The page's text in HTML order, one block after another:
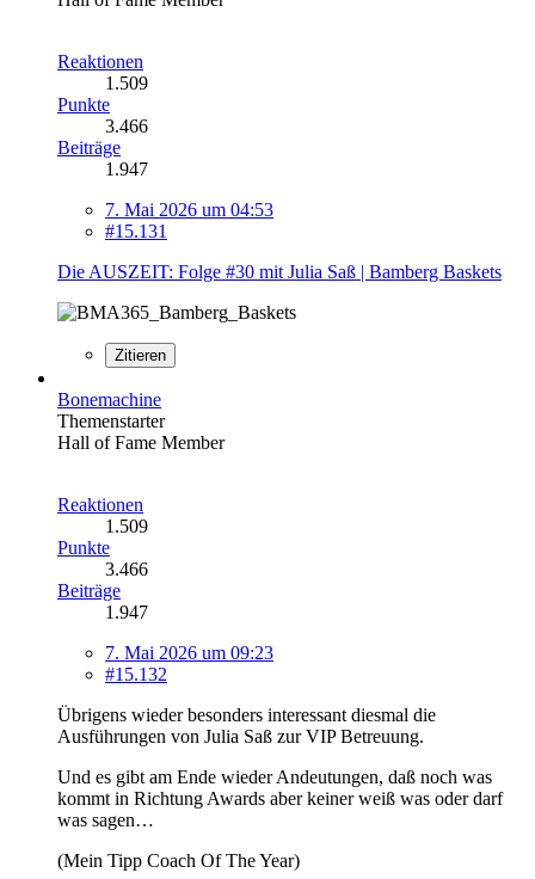
Reaktionen
1.509
Punkte
3.466
Beiträge
1.947
7. Mai 2026 um 04:53
#15.131
Die AUSZEIT: Folge #30 mit Julia Saß | Bamberg Baskets
Zitieren
Bonemachine
Themenstarter
Hall of Fame Member
Reaktionen
1.509
Punkte
3.466
Beiträge
1.947
7. Mai 2026 um 09:23
#15.132
Übrigens wieder besonders interessant diesmal die
Ausführungen von Julia Saß zur VIP Betreuung.
Und es gibt am Ende wieder Andeutungen, daß noch was
kommt in Richtung Awards aber keiner weiß was oder darf
was sagen…
(Mein Tipp Coach Of The Year)